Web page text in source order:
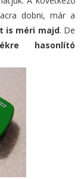
dobni, már a
is méri majd. De
hasonlító